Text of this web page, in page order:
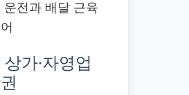
운전과 배달 근육
가·자영업